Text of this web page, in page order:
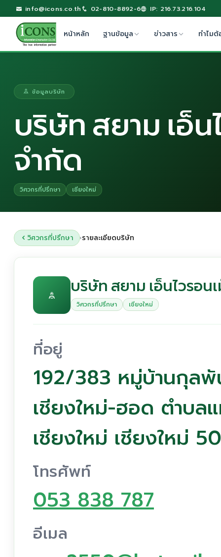
info@icons.co.th 02-810-8892-6 IP: 216.73.216.104
หน้าหลัก ฐานข้อมูล ข่าวสาร ทำไมต้
ข้อมูลบริษัท
บริษัท สยาม เอ็
จำกัด
วิศวกรที่ปรึกษา เชียงใหม่
วิศวกรที่ปรึกษา ›รายละเอียดบริษัท
บริษัท สยาม เอ็นไวรอ
วิศวกรที่ปรึกษา เชียงใหม่
ที่อยู่
192/383 หมู่บ้านกุล
เชียงใหม่-ฮอด ตำบลแ
เชียงใหม่ เชียงใหม่
โทรศัพท์
053 838 787
อีเมล